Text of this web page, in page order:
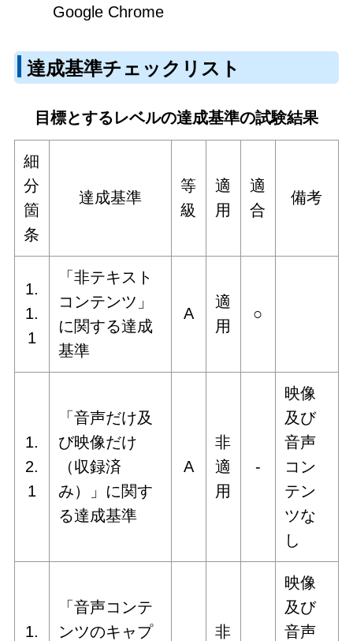
Google Chrome
達成基準チェックリスト
目標とするレベルの達成基準の試験結果
細
分
箇
条
達成基準
等
級
適
用
適
合
備考
1.
1.
1
「非テキスト
コンテンツ」
に関する達成
基準
A
適
用
○
1.
2.
1
「音声だけ及
び映像だけ
（収録済
み）」に関す
る達成基準
A
非
適
用
‐
映像
及び
音声
コン
テン
ツな
し
1.
「音声コンテ
ンツのキャプ
非
映像
及び
音声